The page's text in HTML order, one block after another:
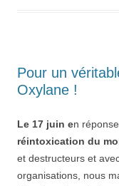
Pour un
Oxylane !
Le 17 juin en réponse
réintoxication du
et destructeurs et
organisations, nous